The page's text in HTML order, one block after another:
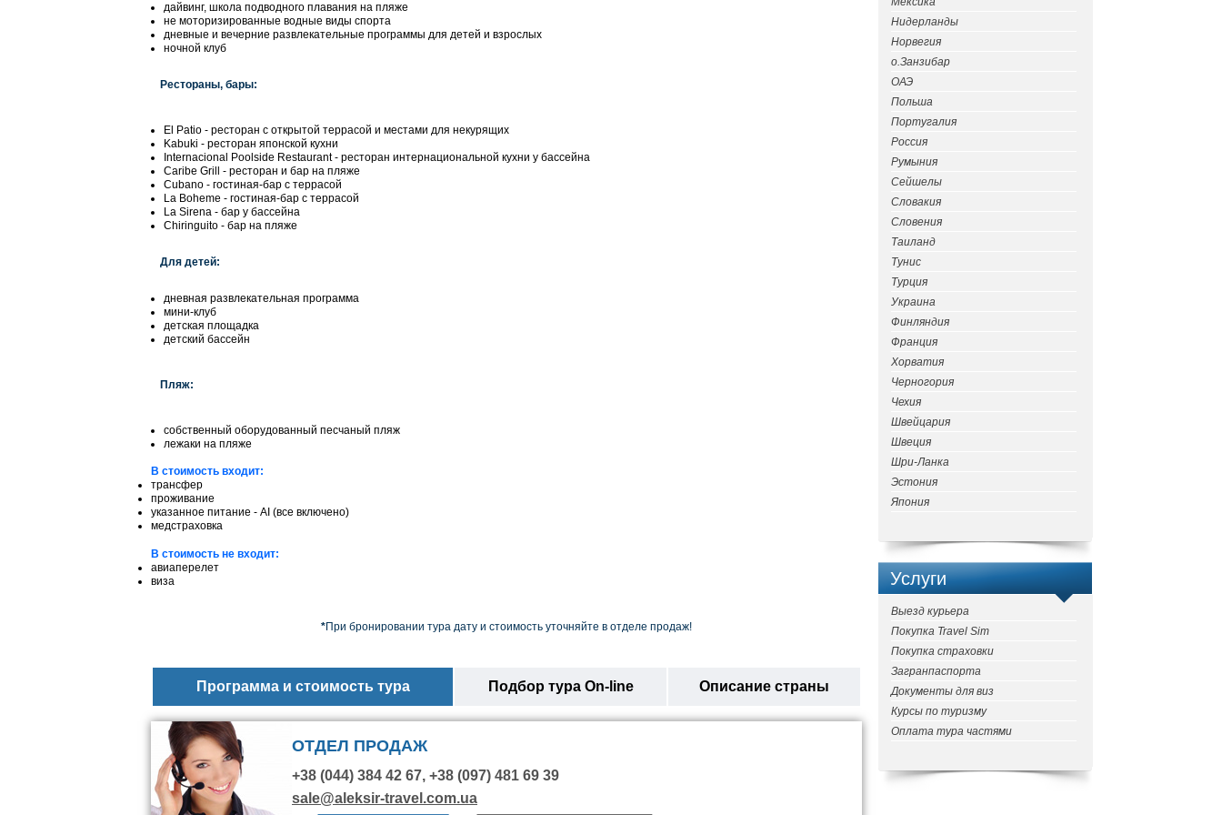
дайвинг, школа подводного плавания на пляже
не моторизированные водные виды спорта
дневные и вечерние развлекательные программы для детей и взрослых
ночной клуб
Рестораны, бары:
El Patio - ресторан с открытой террасой и местами для некурящих
Kabuki - ресторан японской кухни
Internacional Poolside Restaurant - ресторан интернациональной кухни у бассейна
Caribe Grill - ресторан и бар на пляже
Cubano - гостиная-бар с террасой
La Boheme - гостиная-бар с террасой
La Sirena - бар у бассейна
Chiringuito - бар на пляже
Для детей:
дневная развлекательная программа
мини-клуб
детская площадка
детский бассейн
Пляж:
собственный оборудованный песчаный пляж
лежаки на пляже
В стоимость входит:
трансфер
проживание
указанное питание - AI (все включено)
медстраховка
В стоимость не входит:
авиаперелет
виза
*При бронировании тура дату и стоимость уточняйте в отделе продаж!
Программа и стоимость тура Подбор тура On-line Описание страны
ОТДЕЛ ПРОДАЖ
+38 (044) 384 42 67, +38 (097) 481 69 39
sale@aleksir-travel.com.ua
Нидерланды
Норвегия
о.Занзибар
ОАЭ
Польша
Португалия
Россия
Румыния
Сейшелы
Словакия
Словения
Таиланд
Тунис
Турция
Украина
Финляндия
Франция
Хорватия
Черногория
Чехия
Швейцария
Швеция
Шри-Ланка
Эстония
Япония
Услуги
Выезд курьера
Покупка Travel Sim
Покупка страховки
Загранпаспорта
Документы для виз
Курсы по туризму
Оплата тура частями